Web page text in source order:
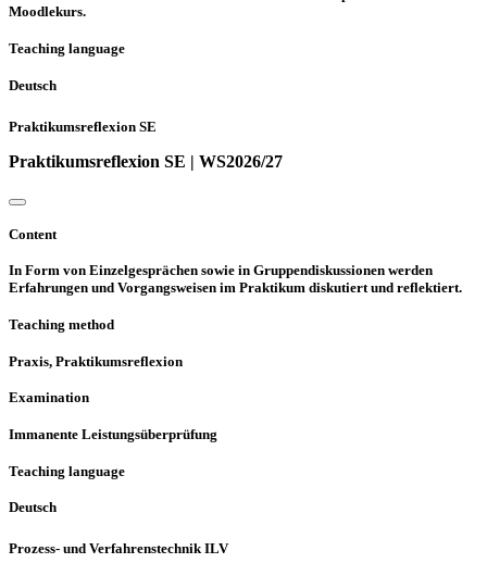
Moodlekurs.
Teaching language
Deutsch
Praktikumsreflexion SE
Praktikumsreflexion SE | WS2026/27
Content
In Form von Einzelgesprächen sowie in Gruppendiskussionen werden
Erfahrungen und Vorgangsweisen im Praktikum diskutiert und reflektiert.
Teaching method
Praxis, Praktikumsreflexion
Examination
Immanente Leistungsüberprüfung
Teaching language
Deutsch
Prozess- und Verfahrenstechnik ILV